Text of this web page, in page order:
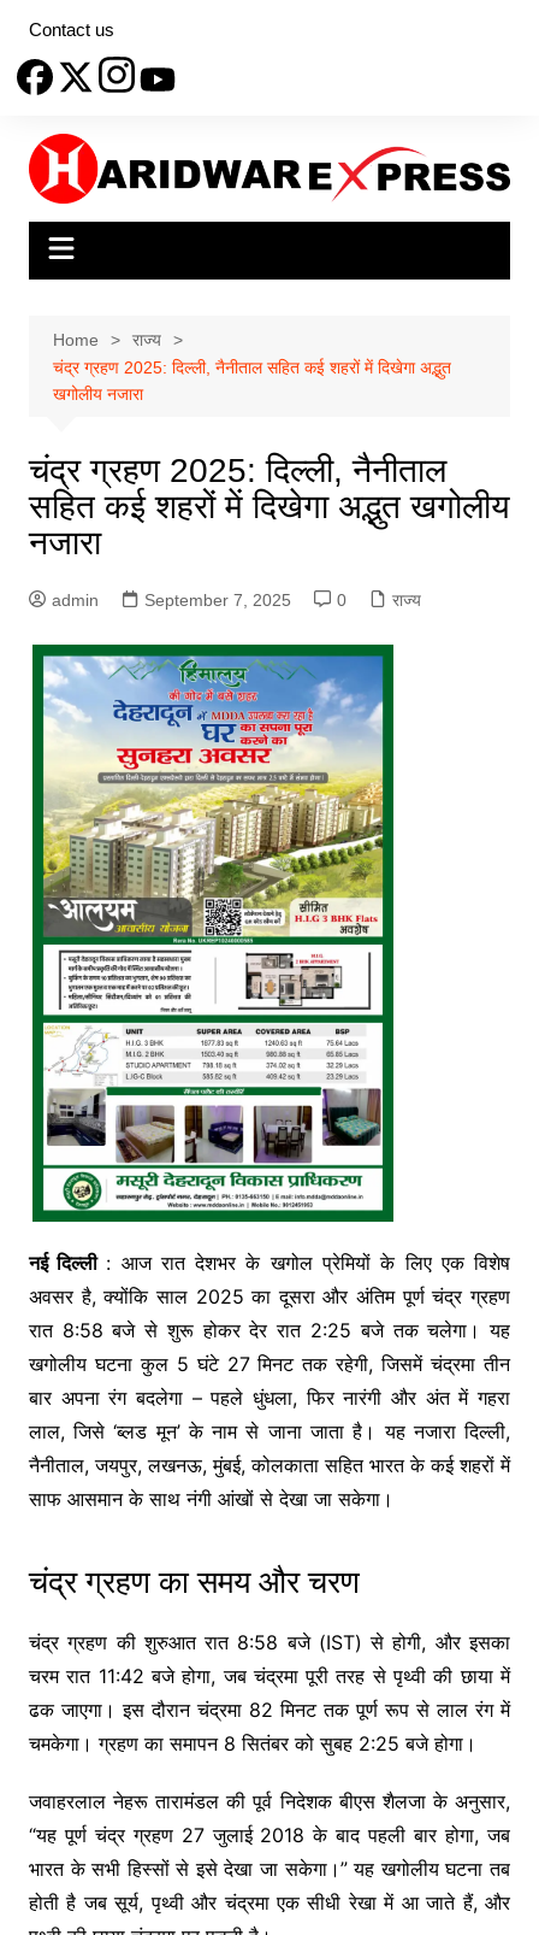
content
Contact us
Home
राज्य
चंद्र ग्रहण 2025: दिल्ली, नैनीताल सहित कई शहरों में दिखेगा अद्भुत
खगोलीय नजारा
चंद्र ग्रहण 2025: दिल्ली, नैनीताल
सहित कई शहरों में दिखेगा अद्भुत खगोलीय
नजारा
admin September 7, 2025 0 राज्य
नई दिल्ली : आज रात देशभर के खगोल प्रेमियों के लिए एक विशेष
अवसर है, क्योंकि साल 2025 का दूसरा और अंतिम पूर्ण चंद्र ग्रहण
रात 8:58 बजे से शुरू होकर देर रात 2:25 बजे तक चलेगा। यह
खगोलीय घटना कुल 5 घंटे 27 मिनट तक रहेगी, जिसमें चंद्रमा तीन
बार अपना रंग बदलेगा – पहले धुंधला, फिर नारंगी और अंत में गहरा
लाल, जिसे ‘ब्लड मून’ के नाम से जाना जाता है। यह नजारा दिल्ली,
नैनीताल, जयपुर, लखनऊ, मुंबई, कोलकाता सहित भारत के कई शहरों में
साफ आसमान के साथ नंगी आंखों से देखा जा सकेगा।
चंद्र ग्रहण का समय और चरण
चंद्र ग्रहण की शुरुआत रात 8:58 बजे (IST) से होगी, और इसका
चरम रात 11:42 बजे होगा, जब चंद्रमा पूरी तरह से पृथ्वी की छाया में
ढक जाएगा। इस दौरान चंद्रमा 82 मिनट तक पूर्ण रूप से लाल रंग में
चमकेगा। ग्रहण का समापन 8 सितंबर को सुबह 2:25 बजे होगा।
जवाहरलाल नेहरू तारामंडल की पूर्व निदेशक बीएस शैलजा के अनुसार,
“यह पूर्ण चंद्र ग्रहण 27 जुलाई 2018 के बाद पहली बार होगा, जब
भारत के सभी हिस्सों से इसे देखा जा सकेगा।” यह खगोलीय घटना तब
होती है जब सूर्य, पृथ्वी और चंद्रमा एक सीधी रेखा में आ जाते हैं, और